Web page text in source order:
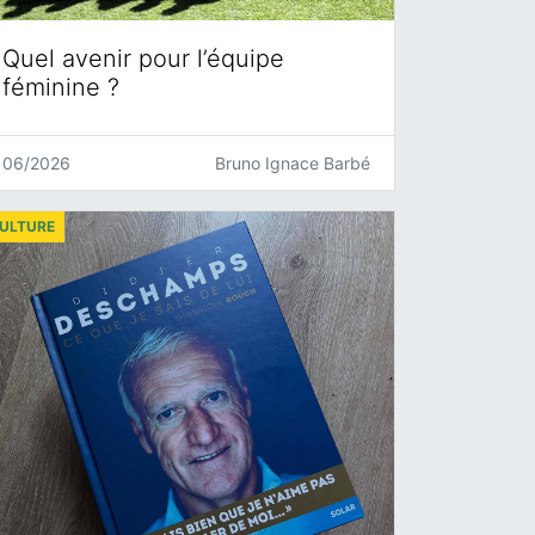
Quel avenir pour l’équipe
féminine ?
06/2026 Bruno Ignace Barbé